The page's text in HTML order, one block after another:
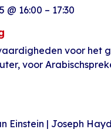
@ 16:00 – 17:30
voor het
voor
Einstein | Joseph